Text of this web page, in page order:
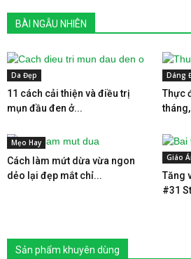
BÀI NGẪU NHIÊN
Da Đẹp
11 cách cải thiện và điều trị
mụn đầu đen ở...
Dáng
Thực
Mẹo Hay
Cách làm mứt dừa vừa ngon
dẻo lại đẹp mắt chỉ...
Giáo
Tăng
#31
Sản phẩm khuyên dùng